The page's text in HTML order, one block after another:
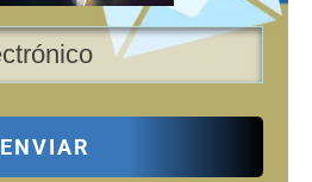
ENVIAR